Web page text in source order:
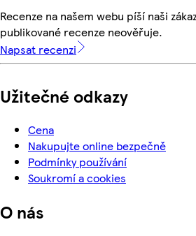
Recenze na našem webu píší naši
publikované recenze neověřuje.
Napsat recenzi
Užitečné odkazy
Cena
Nakupujte online bezpečně
Podmínky používání
Soukromí a cookies
O nás